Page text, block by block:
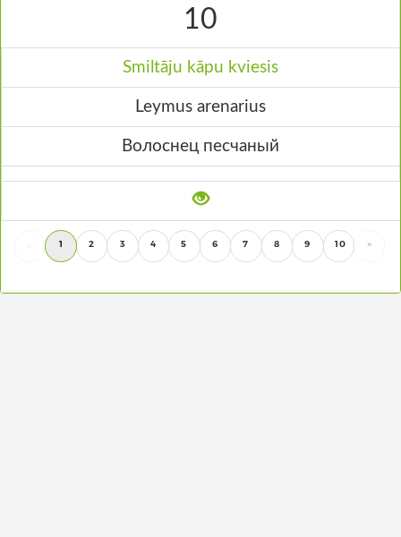
10
Smiltāju kāpu kviesis
Leymus arenarius
Волоснец песчаный
1 2 3 4 5 6 7 8 9 10 »